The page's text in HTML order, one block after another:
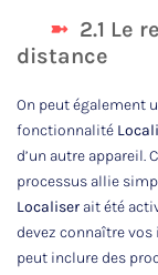
2.1 Le
distance
On peut également
fonctionnalité
d’un autre appareil.
processus allie
Localiser ait été
devez connaître
peut inclure des